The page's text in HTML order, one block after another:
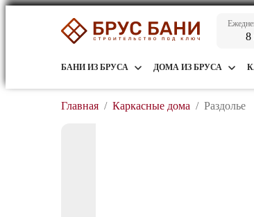
8
БАНИ ИЗ БРУСА ДОМА ИЗ БРУСА
Главная / Каркасные дома / Раздолье